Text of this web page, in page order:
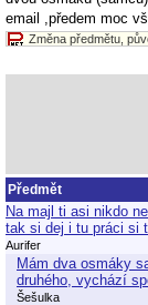
email ,předem moc
Změna předmětu,
Předmět
Na majl ti asi nikdo
tak si dej i tu práci si
Aurifer
Mám dva osmáky
druhého, vychází
Šešulka